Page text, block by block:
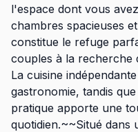
l'espace dont vous
chambres spacieuses
constitue le refuge
couples à la recherche
La cuisine
gastronomie, tandis
pratique apporte une
quotidien.~~Situé dans